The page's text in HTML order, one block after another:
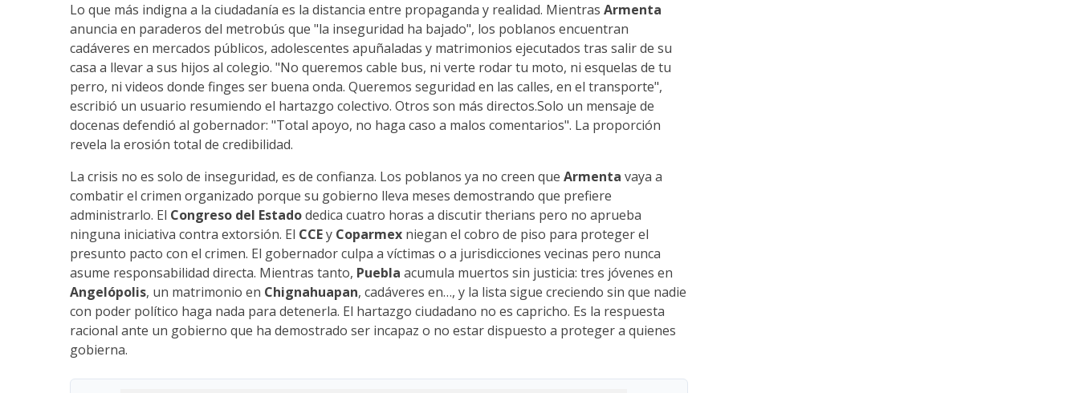
Lo que más indigna a la ciudadanía es la distancia entre propaganda y realidad. Mientras Armenta
anuncia en paraderos del metrobús que "la inseguridad ha bajado", los poblanos encuentran
cadáveres en mercados públicos, adolescentes apuñaladas y matrimonios ejecutados tras salir de su
casa a llevar a sus hijos al colegio. "No queremos cable bus, ni verte rodar tu moto, ni esquelas de tu
perro, ni videos donde finges ser buena onda. Queremos seguridad en las calles, en el transporte",
escribió un usuario resumiendo el hartazgo colectivo. Otros son más directos.Solo un mensaje de
docenas defendió al gobernador: "Total apoyo, no haga caso a malos comentarios". La proporción
revela la erosión total de credibilidad.
La crisis no es solo de inseguridad, es de confianza. Los poblanos ya no creen que Armenta vaya a
combatir el crimen organizado porque su gobierno lleva meses demostrando que prefiere
administrarlo. El Congreso del Estadodedica cuatro horas a discutir therians pero no aprueba
ninguna iniciativa contra extorsión. El CCEy Coparmex niegan el cobro de piso para proteger el
presunto pacto con el crimen. El gobernador culpa a víctimas o a jurisdicciones vecinas pero nunca
asume responsabilidad directa. Mientras tanto, Puebla acumula muertos sin justicia: tres jóvenes en
Angelópolis, un matrimonio en Chignahuapan, cadáveres en…, y la lista sigue creciendo sin que nadie
con poder político haga nada para detenerla. El hartazgo ciudadano no es capricho. Es la respuesta
racional ante un gobierno que ha demostrado ser incapaz o no estar dispuesto a proteger a quienes
gobierna.